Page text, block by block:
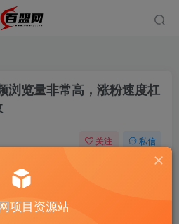
浏览量非常高，涨粉速度杠
关注 私信
项目资源站